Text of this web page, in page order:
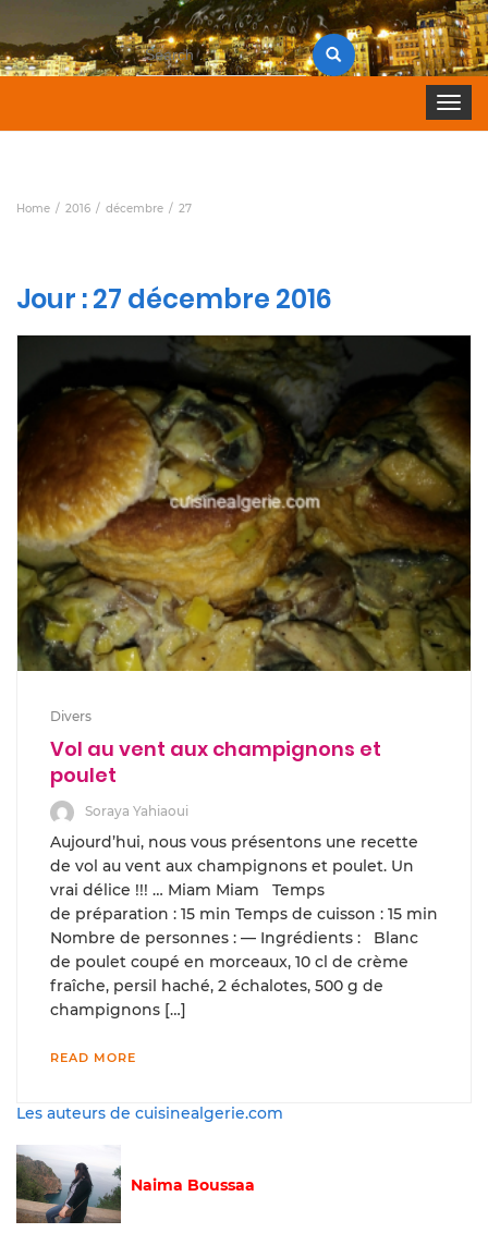
Search
for:
Toggle
Home 2016 décembre 27
Jour :27 décembre 2016
Divers
Vol au vent aux champignons et
poulet
Soraya Yahiaoui
Aujourd’hui, nous vous présentons une recette
de vol au vent aux champignons et poulet. Un
vrai délice !!! … Miam Miam Temps
de préparation : 15 min Temps de cuisson : 15 min
Nombre de personnes : — Ingrédients : Blanc
de poulet coupé en morceaux, 10 cl de crème
fraîche, persil haché, 2 échalotes, 500 g de
champignons […]
READ MORE
Les auteurs de cuisinealgerie.com
Naima Boussaa